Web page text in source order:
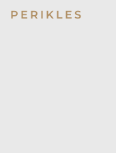
PERIKLES